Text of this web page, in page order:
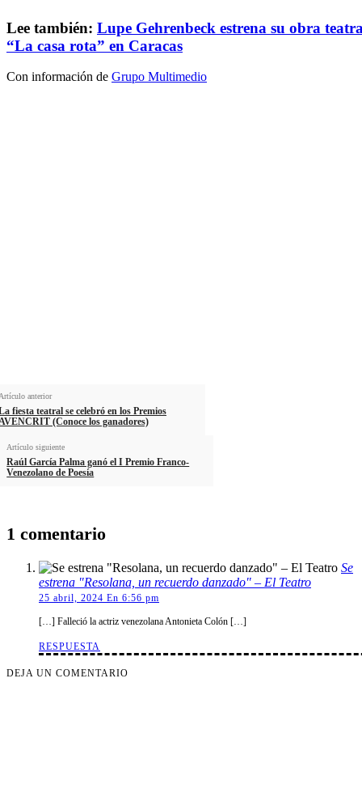
Lee también: Lupe Gehrenbeck estrena su obra
“La casa rota” en Caracas
Con información de Grupo Multimedio
anterior
fiesta teatral se celebró en los Premios
(Conoce los ganadores)
Artículo siguiente
Raúl García Palma ganó el I Premio Franco-
Venezolano de Poesía
1 comentario
Se
estrena "Resolana, un recuerdo danzado" – El Teatro
25 abril, 2024 En 6:56 pm
[…] Falleció la actriz venezolana Antonieta Colón […]
RESPUESTA
DEJA UN COMENTARIO